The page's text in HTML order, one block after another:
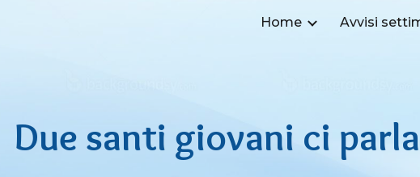
Skip to
Home Avvisi
Due santi giovani ci